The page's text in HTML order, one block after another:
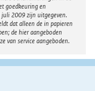
goedkeuring en
juli 2009 zijn uitgegeven.
dat alleen de in papieren
de hier aangeboden
van service aangeboden.